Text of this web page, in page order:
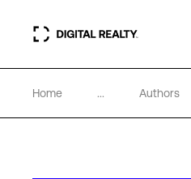
데이터 센터
Home ... Authors